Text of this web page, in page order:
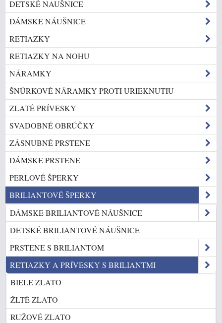
DETSKÉ NAUŠNICE
DÁMSKE NÁUŠNICE
RETIAZKY
RETIAZKY NA NOHU
NÁRAMKY
ŠNÚRKOVÉ NÁRAMKY PROTI URIEKNUTIU
ZLATÉ PRÍVESKY
SVADOBNÉ OBRÚČKY
ZÁSNUBNÉ PRSTENE
DÁMSKE PRSTENE
PERLOVÉ ŠPERKY
BRILIANTOVÉ ŠPERKY
DÁMSKE BRILIANTOVÉ NÁUŠNICE
DETSKÉ BRILIANTOVÉ NÁUŠNICE
PRSTENE S BRILIANTOM
RETIAZKY A PRÍVESKY S BRILIANTMI
BIELE ZLATO
ŽLTÉ ZLATO
RUŽOVÉ ZLATO